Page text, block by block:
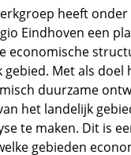
heeft
Eindhoven een
economische
Met als doel
duurzame
het landelijk
te maken. Dit is
gebieden